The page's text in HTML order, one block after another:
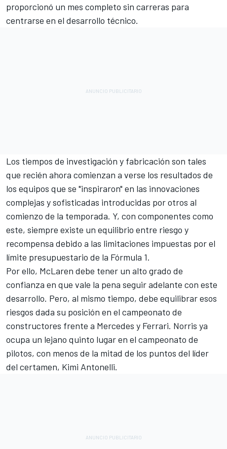
proporcionó un mes completo sin carreras para
centrarse en el desarrollo técnico.
Los tiempos de investigación y fabricación son tales
que recién ahora comienzan a verse los resultados de
los equipos que se "inspiraron" en las innovaciones
complejas y sofisticadas introducidas por otros al
comienzo de la temporada. Y, con componentes como
este, siempre existe un equilibrio entre riesgo y
recompensa debido a las limitaciones impuestas por el
límite presupuestario de la Fórmula 1.
Por ello, McLaren debe tener un alto grado de
confianza en que vale la pena seguir adelante con este
desarrollo. Pero, al mismo tiempo, debe equilibrar esos
riesgos dada su posición en el campeonato de
constructores frente a Mercedes y Ferrari. Norris ya
ocupa un lejano quinto lugar en el campeonato de
pilotos, con menos de la mitad de los puntos del líder
del certamen, Kimi Antonelli.